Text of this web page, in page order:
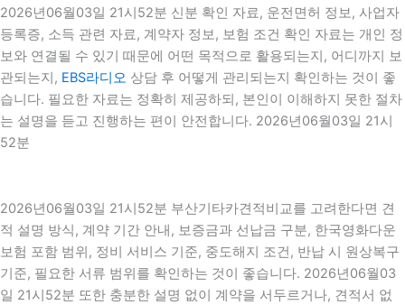
2026년06월03일 21시52분 신분 확인 자료, 운전면허 정보, 사업자
등록증, 소득 관련 자료, 계약자 정보, 보험 조건 확인 자료는 개인 정
보와 연결될 수 있기 때문에 어떤 목적으로 활용되는지, 어디까지 보
관되는지, EBS라디오 상담 후 어떻게 관리되는지 확인하는 것이 좋
습니다. 필요한 자료는 정확히 제공하되, 본인이 이해하지 못한 절차
는 설명을 듣고 진행하는 편이 안전합니다. 2026년06월03일 21시
52분
2026년06월03일 21시52분 부산기타카견적비교를 고려한다면 견
적 설명 방식, 계약 기간 안내, 보증금과 선납금 구분, 한국영화다운
보험 포함 범위, 정비 서비스 기준, 중도해지 조건, 반납 시 원상복구
기준, 필요한 서류 범위를 확인하는 것이 좋습니다. 2026년06월03
일 21시52분 또한 충분한 설명 없이 계약을 서두르거나, 견적서 없